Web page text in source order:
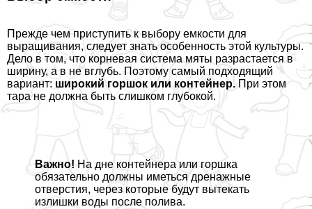
Прежде чем приступить к выбору емкости для
выращивания, следует знать особенность этой культуры.
Дело в том, что корневая система мяты разрастается в
ширину, а в не вглубь. Поэтому самый подходящий
вариант: широкий горшок или контейнер. При этом
тара не должна быть слишком глубокой.
Важно! На дне контейнера или горшка
обязательно должны иметься дренажные
отверстия, через которые будут вытекать
излишки воды после полива.